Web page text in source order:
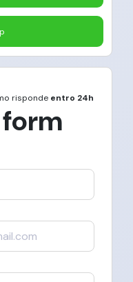
risponde entro 24h